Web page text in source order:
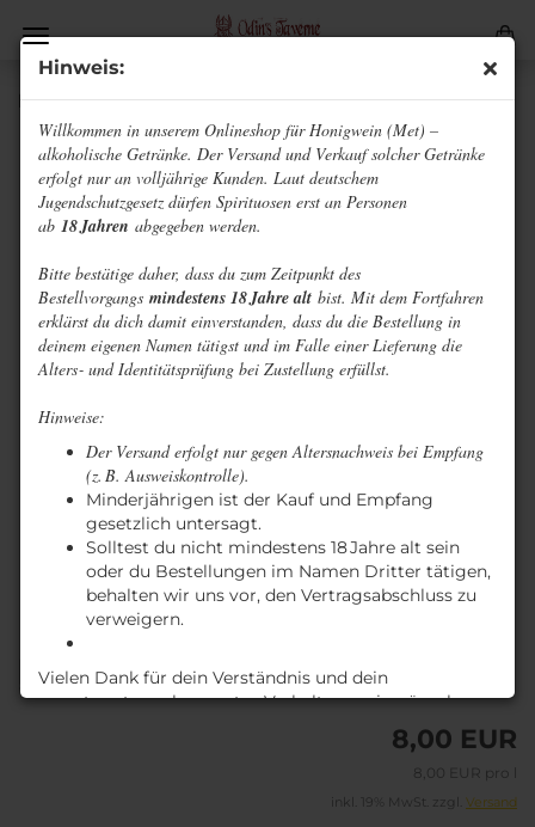
Hinweis:
Willkommen in unserem Onlineshop für Honigwein (Met) –
alkoholische Getränke. Der Versand und Verkauf solcher Getränke
erfolgt nur an volljährige Kunden. Laut deutschem
Jugendschutzgesetz dürfen Spirituosen erst an Personen
ab 18 Jahren abgegeben werden.
Bitte bestätige daher, dass du zum Zeitpunkt des
Bestellvorgangs mindestens 18 Jahre alt bist. Mit dem Fortfahren
erklärst du dich damit einverstanden, dass du die Bestellung in
deinem eigenen Namen tätigst und im Falle einer Lieferung die
Alters‑ und Identitätsprüfung bei Zustellung erfüllst.
Hinweise:
Der Versand erfolgt nur gegen Altersnachweis bei Empfang
(z. B. Ausweiskontrolle).
Minderjährigen ist der Kauf und Empfang
gesetzlich untersagt.
Solltest du nicht mindestens 18 Jahre alt sein
oder du Bestellungen im Namen Dritter tätigen,
behalten wir uns vor, den Vertragsabschluss zu
verweigern.
Vielen Dank für dein Verständnis und dein
verantwortungsbewusstes Verhalten – wir wünschen
Brombeerwein
ca. 3-4 Tage
8,00 EUR
8,00 EUR pro l
inkl. 19% MwSt. zzgl. Versand